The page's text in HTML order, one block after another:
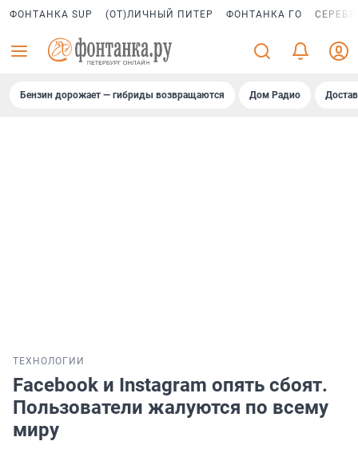
ФОНТАНКА SUP (ОТ)ЛИЧНЫЙ ПИТЕР ФОНТАНКА ГО
Бензин дорожает — гибриды возвращаются Дом Радио
ТЕХНОЛОГИИ
Facebook и Instagram опять сбоят.
Пользователи жалуются по всему
миру